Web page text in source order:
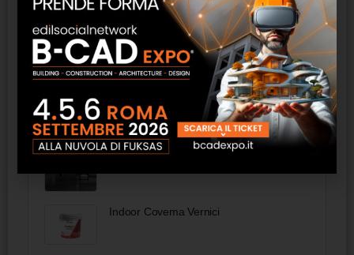
Prodotti
Porte Scorrevoli Celegon
Architecture Grès - Newfloor
Indoor Covema Vernici